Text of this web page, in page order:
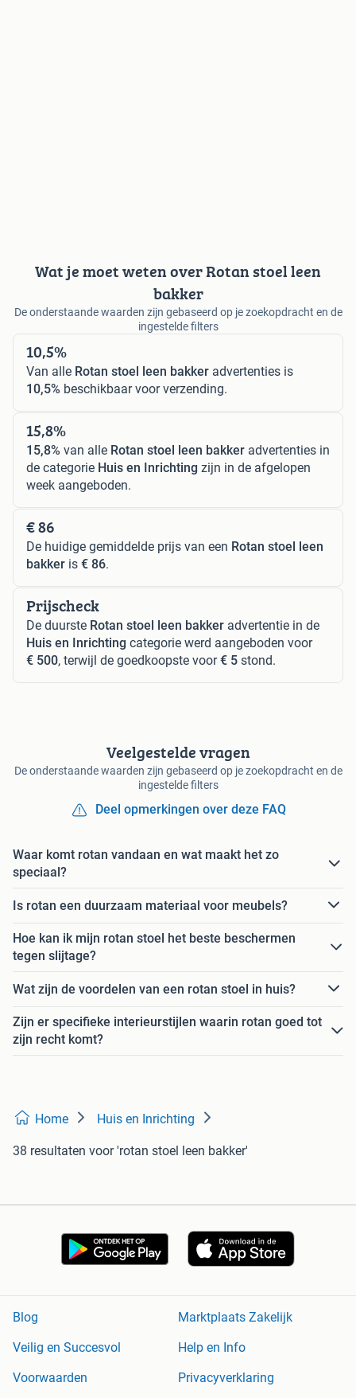
Wat je moet weten over Rotan stoel leen
bakker
De onderstaande waarden zijn gebaseerd op je zoekopdracht en de
ingestelde filters
10,5%
Van alle Rotan stoel leen bakker advertenties is
10,5% beschikbaar voor verzending.
15,8%
15,8% van alle Rotan stoel leen bakker advertenties in
de categorie Huis en Inrichting zijn in de afgelopen
week aangeboden.
€ 86
De huidige gemiddelde prijs van een Rotan stoel leen
bakker is € 86.
Prijscheck
De duurste Rotan stoel leen bakker advertentie in de
Huis en Inrichting categorie werd aangeboden voor
€ 500, terwijl de goedkoopste voor€ 5 stond.
Veelgestelde vragen
De onderstaande waarden zijn gebaseerd op je zoekopdracht en de
ingestelde filters
Deel opmerkingen over deze FAQ
Waar komt rotan vandaan en wat maakt het zo
speciaal?
Is rotan een duurzaam materiaal voor meubels?
Hoe kan ik mijn rotan stoel het beste beschermen
tegen slijtage?
Wat zijn de voordelen van een rotan stoel in huis?
Zijn er specifieke interieurstijlen waarin rotan goed tot
zijn recht komt?
Home Huis en Inrichting
38 resultaten voor 'rotan stoel leen bakker'
Blog
Marktplaats Zakelijk
Veilig en Succesvol
Help en Info
Voorwaarden
Privacyverklaring